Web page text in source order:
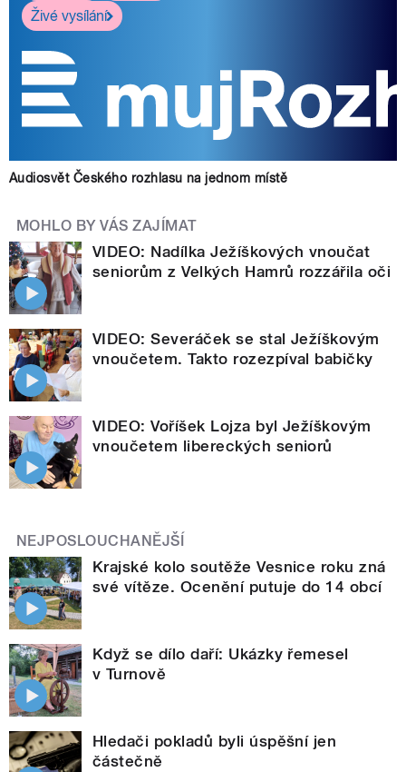
Živé vysílání
Audiosvět Českého rozhlasu na jednom místě
MOHLO BY VÁS ZAJÍMAT
VIDEO: Nadílka Ježíškových vnoučat
seniorům z Velkých Hamrů rozzářila oči
VIDEO: Severáček se stal Ježíškovým
vnoučetem. Takto rozezpíval babičky
VIDEO: Voříšek Lojza byl Ježíškovým
vnoučetem libereckých seniorů
NEJPOSLOUCHANĚJŠÍ
Krajské kolo soutěže Vesnice roku zná
své vítěze. Ocenění putuje do 14 obcí
Když se dílo daří: Ukázky řemesel
v Turnově
Hledači pokladů byli úspěšní jen
částečně